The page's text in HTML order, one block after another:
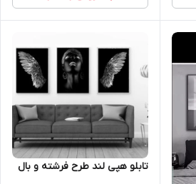
تابلو هپی لند طرح فرشته و بال